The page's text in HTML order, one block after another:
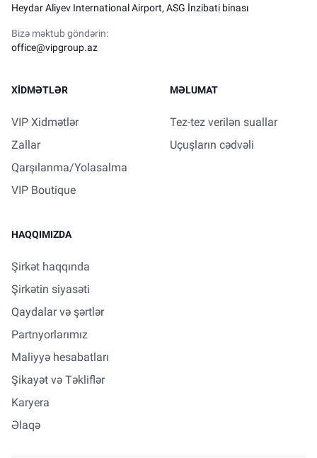
Heydar Aliyev International Airport, ASG İnzibati binası
Bizə məktub göndərin:
office@vipgroup.az
XIDMƏTLƏR
VIP Xidmətlər
Zallar
Qarşılanma/Yolasalma
VIP Boutique
MƏLUMAT
Tez-tez verilən suallar
Uçuşların cədvəli
HAQQIMIZDA
Şirkət haqqında
Şirkətin siyasəti
Qaydalar və şərtlər
Partnyorlarımız
Maliyyə hesabatları
Şikayət və Təkliflər
Karyera
Əlaqə